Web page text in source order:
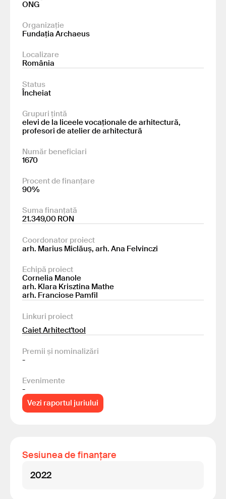
ONG
Organizație
Fundația Archaeus
Localizare
România
Status
Încheiat
Grupuri țintă
elevi de la liceele vocaționale de arhitectură,
profesori de atelier de arhitectură
Număr beneficiari
1670
Procent de finanțare
90%
Suma finanțată
21.349,00 RON
Coordonator proiect
arh. Marius Miclăuș, arh. Ana Felvinczi
Echipă proiect
Cornelia Manole
arh. Klara Krisztina Mathe
arh. Franciose Pamfil
Linkuri proiect
Caiet Arhitect'tool
Premii și nominalizări
-
Evenimente
-
Vezi raportul juriului
Sesiunea de finanțare
2022